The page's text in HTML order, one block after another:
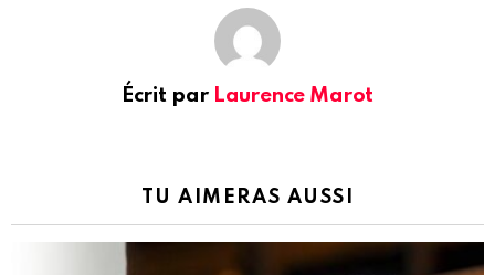
Écrit par Laurence Marot
TU AIMERAS AUSSI